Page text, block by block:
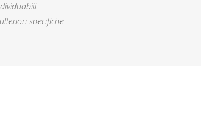
specifiche